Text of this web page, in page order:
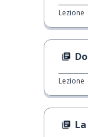
Lezione
Lezione